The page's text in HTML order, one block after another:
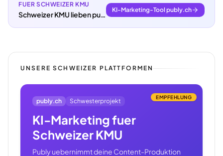
FUER SCHWEIZER KMU
Schweizer KMU lieben publy.ch.
KI-Marketing-Tool publy.ch
UNSERE SCHWEIZER PLATTFORMEN
EMPFEHLUNG
publy.ch Schwesterprojekt
KI-Marketing fuer
Schweizer KMU
Publy uebernimmt deine Content-Produktion